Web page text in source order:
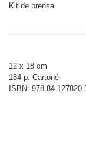
Kit de prensa
12 x 18 cm
184 p. Cartoné
ISBN: 978-84-127820-